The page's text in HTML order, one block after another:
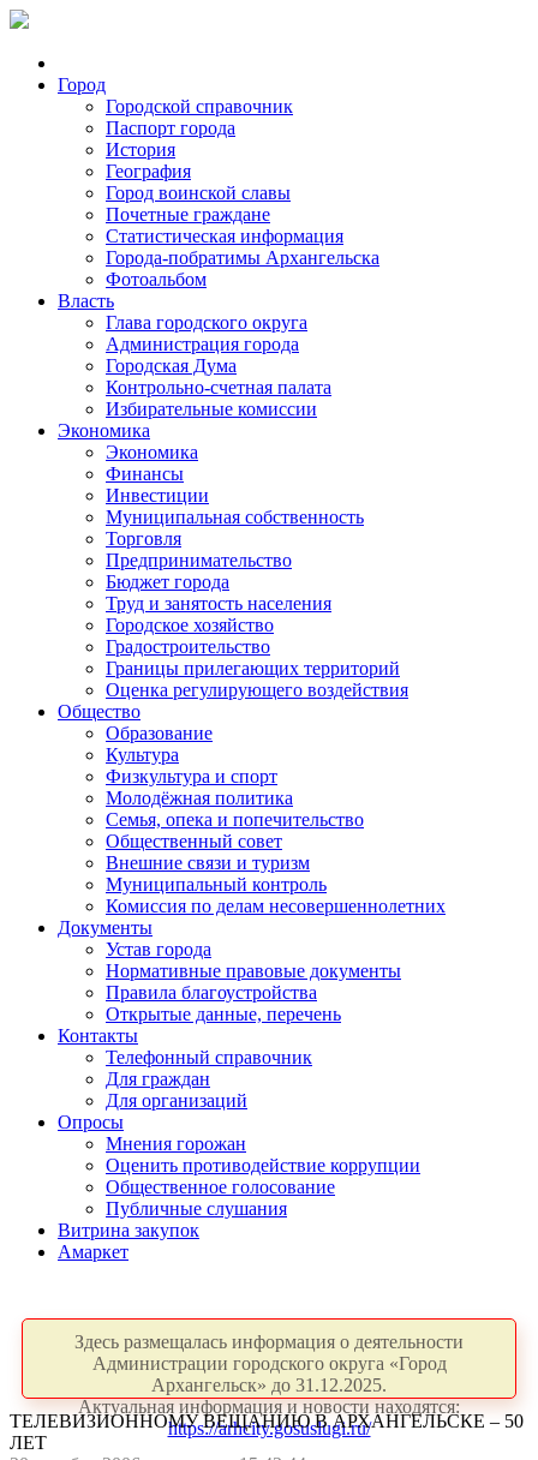
Город
Городской справочник
Паспорт города
История
География
Город воинской славы
Почетные граждане
Статистическая информация
Города-побратимы Архангельска
Фотоальбом
Власть
Глава городского округа
Администрация города
Городская Дума
Контрольно-счетная палата
Избирательные комиссии
Экономика
Экономика
Финансы
Инвестиции
Муниципальная собственность
Торговля
Предпринимательство
Бюджет города
Труд и занятость населения
Городское хозяйство
Градостроительство
Границы прилегающих территорий
Оценка регулирующего воздействия
Общество
Образование
Культура
Физкультура и спорт
Молодёжная политика
Семья, опека и попечительство
Общественный совет
Внешние связи и туризм
Муниципальный контроль
Комиссия по делам несовершеннолетних
Документы
Устав города
Нормативные правовые документы
Правила благоустройства
Открытые данные, перечень
Контакты
Телефонный справочник
Для граждан
Для организаций
Опросы
Мнения горожан
Оценить противодействие коррупции
Общественное голосование
Публичные слушания
Витрина закупок
Амаркет
Здесь размещалась информация о деятельности
Администрации городского округа «Город
Архангельск» до 31.12.2025.
Актуальная информация и новости находятся:
https://arhcity.gosuslugi.ru/
ТЕЛЕВИЗИОННОМУ ВЕЩАНИЮ В АРХАНГЕЛЬСКЕ – 50
ЛЕТ